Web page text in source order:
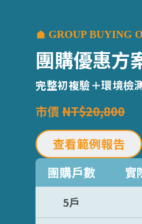
GROUP BUYING
團購優惠方
完整初複驗＋環境檢
市價 NT$20,800
查看範例報告
團購戶數
實
5戶